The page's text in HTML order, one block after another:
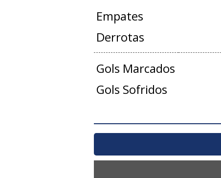
Empates
Derrotas
Gols Marcados
Gols Sofridos